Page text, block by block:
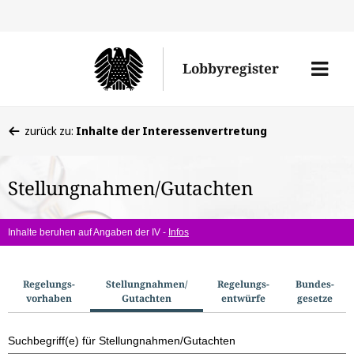
den
Lobbyregister
Menü
befinden
hier:
zurück zu: Inhalte der Interessenvertretung
Stellungnahmen/Gutachten
Inhalte beruhen auf Angaben der IV - Infos
u
c
Regelungs­
vorhaben
Stellungnahmen/​
Gutachten
Regelungs­
entwürfe
Bundes­
gesetze
Suchbegriff(e) für Stellungnahmen/Gutachten